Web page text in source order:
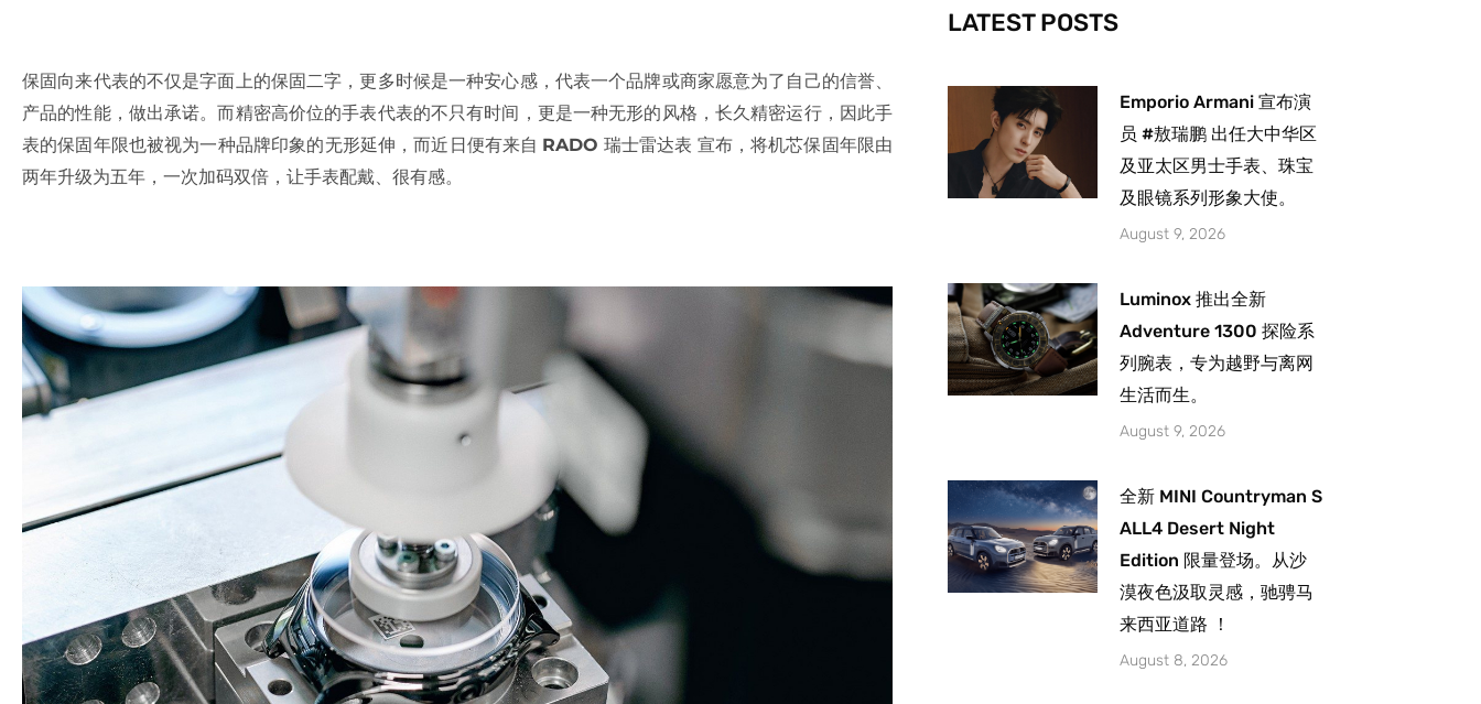
保固向来代表的不仅是字面上的保固二字，更多时候是一种安心感，代表一个品牌或商家愿意为了自己的信誉、
产品的性能，做出承诺。而精密高价位的手表代表的不只有时间，更是一种无形的风格，长久精密运行，因此手
表的保固年限也被视为一种品牌印象的无形延伸，而近日便有来自 RADO 瑞士雷达表 宣布，将机芯保固年限由
两年升级为五年，一次加码双倍，让手表配戴、很有感。
-
f
m
LATEST POSTS
Emporio Armani 宣布演
员 #敖瑞鹏 出任大中华区
及亚太区男士手表、珠宝
及眼镜系列形象大使。
August 9, 2026
Luminox 推出全新
Adventure 1300 探险系
列腕表，专为越野与离网
生活而生。
August 9, 2026
全新 MINI Countryman S
ALL4 Desert Night
Edition 限量登场。从沙
漠夜色汲取灵感，驰骋马
来西亚道路 ！
August 8, 2026